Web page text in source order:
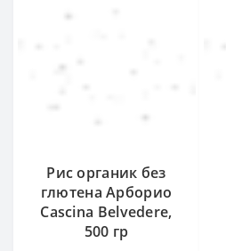
Рис органик без
глютена Арборио
Cascina Belvedere,
500 гр